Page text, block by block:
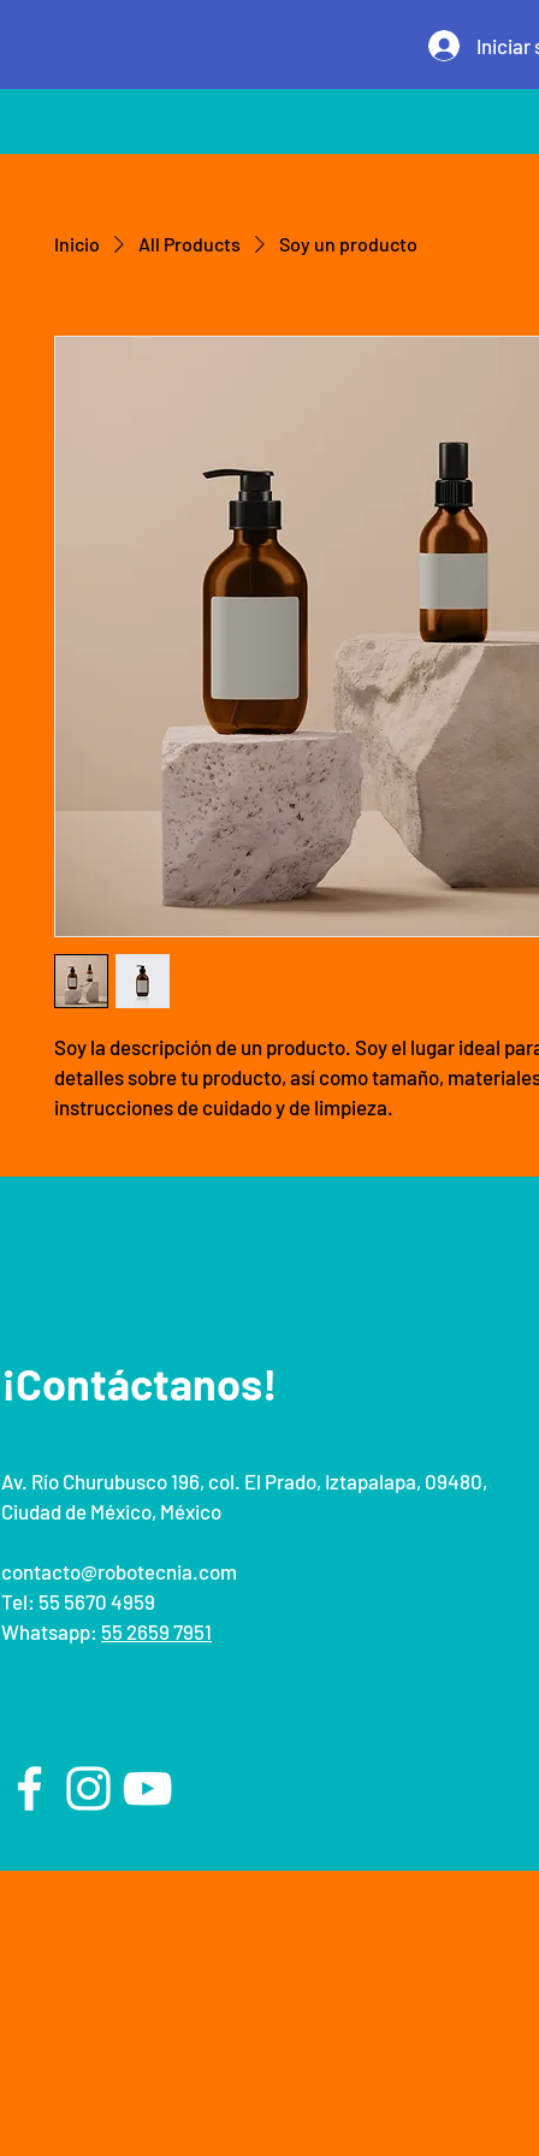
Iniciar
Inicio All Products Soy un producto
Soy la descripción de un producto. Soy el lugar ideal
detalles sobre tu producto, así como tamaño,
instrucciones de cuidado y de limpieza.
¡Contáctanos!
Av. Río Churubusco 196, col. El Prado, Iztapalapa, 09480,
Ciudad de México, México
contacto@robotecnia.com
Tel: 55 5670 4959
Whatsapp: 55 2659 7951